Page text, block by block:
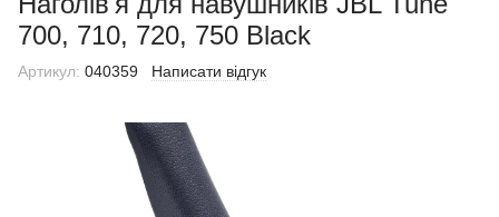
700, 710, 720, 750 Black
Артикул: 040359 Написати відгук